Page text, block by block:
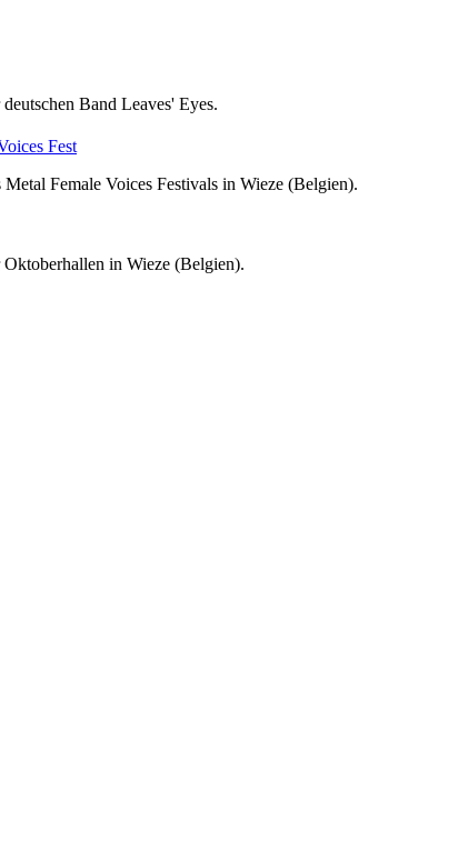
Band Leaves' Eyes.
Fest
Metal Female Voices Festivals in Wieze (Belgien).
Oktoberhallen in Wieze (Belgien).